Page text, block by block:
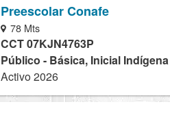
Preescolar Conafe
78 Mts
CCT 07KJN4763P
Público - Básica, Inicial Indígena
Activo 2026